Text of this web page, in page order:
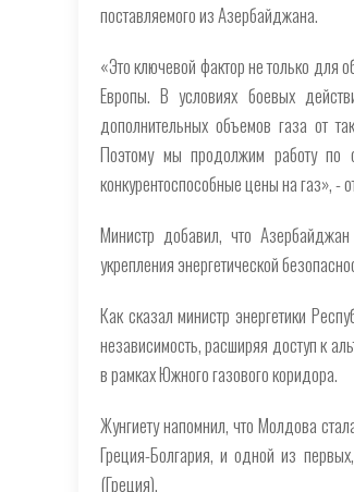
поставляемого из Азербайджана.
«Это ключевой фактор не только для
Европы. В условиях боевых
дополнительных объемов газа от
Поэтому мы продолжим работу по
конкурентоспособные цены на газ», -
Министр добавил, что
укрепления энергетической
Как сказал министр энергетики
независимость, расширяя доступ к
в рамках Южного газового коридора.
Жунгиету напомнил, что Молдова
Греция-Болгария, и одной из
(Греция).